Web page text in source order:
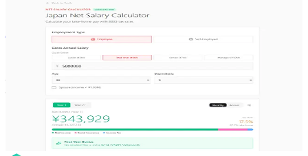
Japan Life Hub: नेट सैलरी कैलकुलेटर और
हाउसिंग गाइड
Japan Life Hub के लिए नए टूल्स — साल 1 vs साल 2 तुलना के साथ
सटीक 2025 टैक्स कैलकुलेटर, और 4 भाषाओं में व्यापक अपार्टमेंट रेंटल
4 दिस॰ 2025Rodion